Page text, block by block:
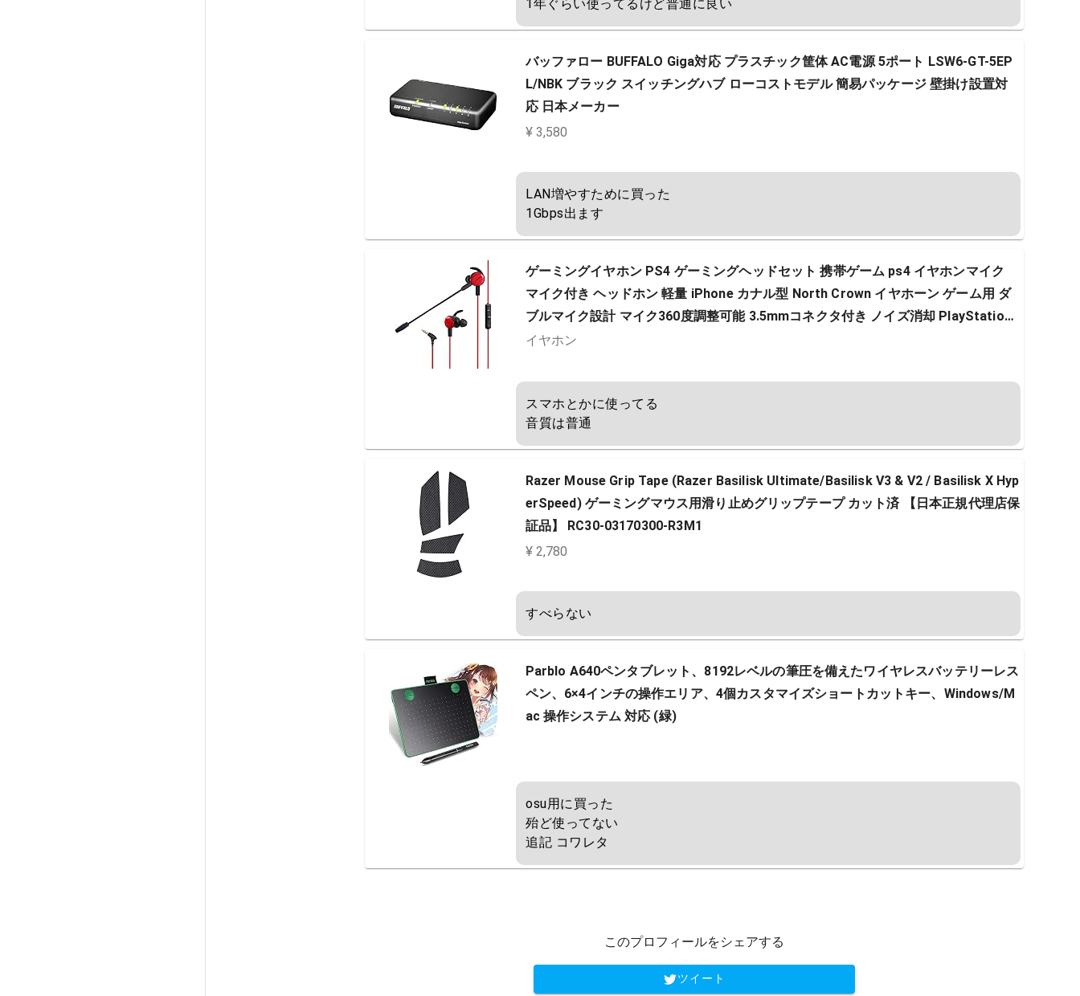
1年ぐらい使ってるけど普通に良い
バッファロー BUFFALO Giga対応 プラスチック筐体 AC電源 5ポート LSW6-GT-5EP
L/NBK ブラック スイッチングハブ ローコストモデル 簡易パッケージ 壁掛け設置対
応 日本メーカー
¥ 3,580
LAN増やすために買った
1Gbps出ます
ゲーミングイヤホン PS4 ゲーミングヘッドセット 携帯ゲーム ps4 イヤホンマイク
マイク付き ヘッドホン 軽量 iPhone カナル型 North Crown イヤホーン ゲーム用 ダ
ブルマイク設計 マイク360度調整可能 3.5mmコネクタ付き ノイズ消却 PlayStation
4 PC Pubgモバイル 荒野行…
イヤホン
スマホとかに使ってる
音質は普通
Razer Mouse Grip Tape (Razer Basilisk Ultimate/Basilisk V3 & V2 / Basilisk X Hyp
erSpeed) ゲーミングマウス用滑り止めグリップテープ カット済 【日本正規代理店保
証品】 RC30-03170300-R3M1
¥ 2,780
すべらない
Parblo A640ペンタブレット、8192レベルの筆圧を備えたワイヤレスバッテリーレス
ペン、6×4インチの操作エリア、4個カスタマイズショートカットキー、Windows/M
ac 操作システム 対応 (緑)
osu用に買った
殆ど使ってない
追記 コワレタ
このプロフィールをシェアする
ツイート